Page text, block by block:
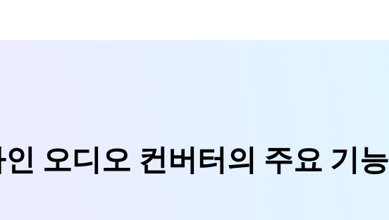
오디오 컨버터의 주요 기능